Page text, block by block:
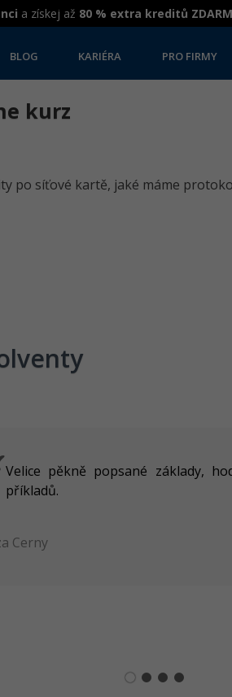
a získej až 80 % extra kreditů
BLOG KARIÉRA PRO FIRMY
kurz
po síťové kartě, jaké máme
Velice pěkně popsané základy,
příkladů.
Cerny